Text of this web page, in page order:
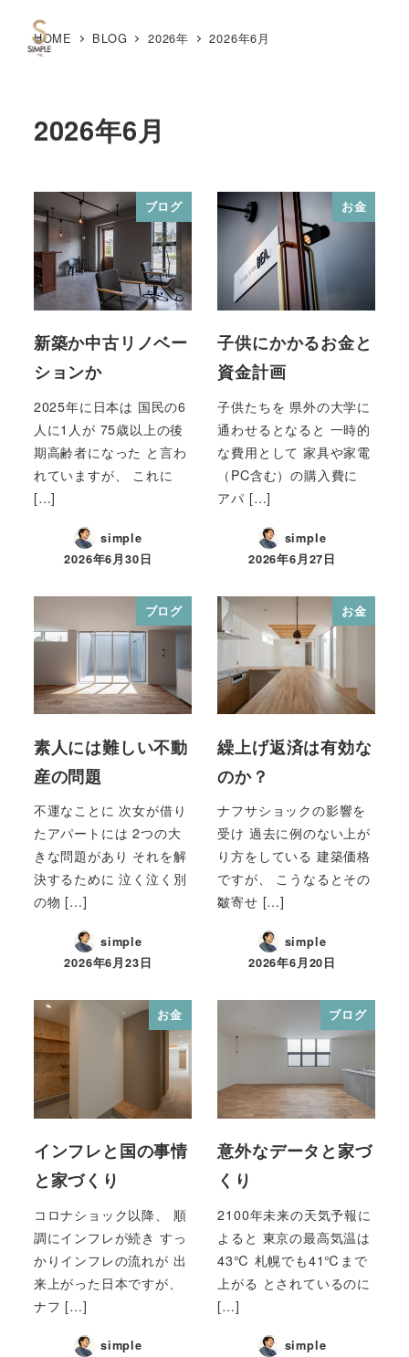
HOME BLOG 2026年 2026年6月
2026年6月
ブログ
新築か中古リノベー
ションか
2025年に日本は 国民の6
人に1人が 75歳以上の後
期高齢者になった と言わ
れていますが、 これに
[…]
simple
2026年6月30日
お金
子供にかかるお金と
資金計画
子供たちを 県外の大学に
通わせるとなると 一時的
な費用として 家具や家電
（PC含む）の購入費に
アパ […]
simple
2026年6月27日
ブログ
素人には難しい不動
産の問題
不運なことに 次女が借り
たアパートには 2つの大
きな問題があり それを解
決するために 泣く泣く別
の物 […]
simple
2026年6月23日
お金
繰上げ返済は有効な
のか？
ナフサショックの影響を
受け 過去に例のない上が
り方をしている 建築価格
ですが、 こうなるとその
皺寄せ […]
simple
2026年6月20日
お金
インフレと国の事情
と家づくり
コロナショック以降、 順
調にインフレが続き すっ
かりインフレの流れが 出
来上がった日本ですが、
ナフ […]
simple
ブログ
意外なデータと家づ
くり
2100年未来の天気予報に
よると 東京の最高気温は
43℃ 札幌でも41℃まで
上がる とされているのに
[…]
simple